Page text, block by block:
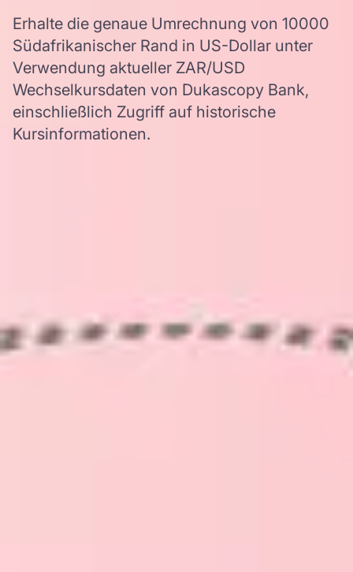
Erhalte die genaue Umrechnung von 10000
Südafrikanischer Rand in US-Dollar unter
Verwendung aktueller ZAR/USD
Wechselkursdaten von Dukascopy Bank,
einschließlich Zugriff auf historische
Kursinformationen.